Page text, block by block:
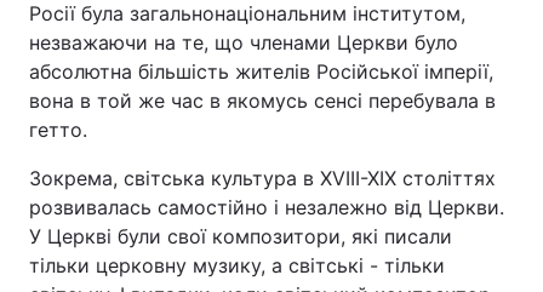
Росії була загальнонаціональним інститутом,
незважаючи на те, що членами Церкви було
абсолютна більшість жителів Російської імперії,
вона в той же час в якомусь сенсі перебувала в
гетто.
Зокрема, світська культура в XVIII-XIX століттях
розвивалась самостійно і незалежно від Церкви.
У Церкві були свої композитори, які писали
тільки церковну музику, а світські - тільки